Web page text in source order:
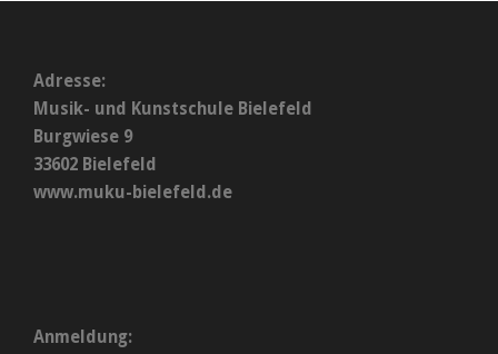
Adresse:
Musik- und Kunstschule Bielefeld
Burgwiese 9
33602 Bielefeld
www.muku-bielefeld.de
Anmeldung: